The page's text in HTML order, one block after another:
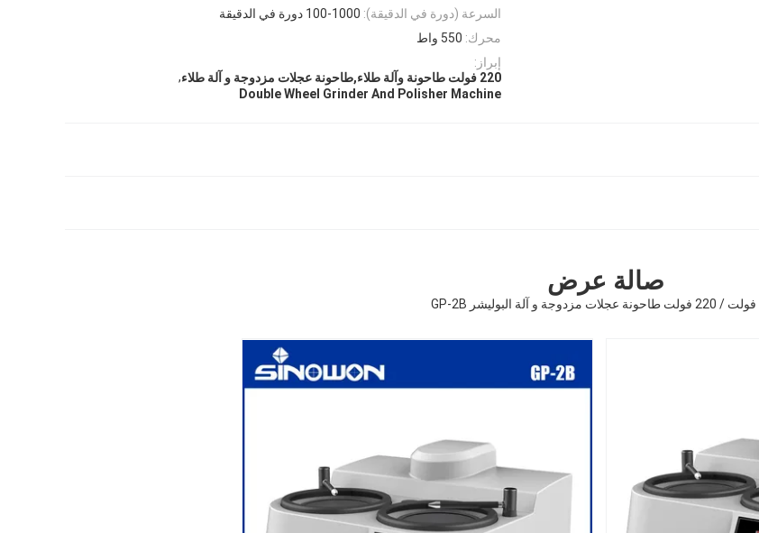
السرعة (دورة في الدقيقة): 100-1000 دورة في الدقيقة
محرك: 550 واط
إبراز:
220 فولت طاحونة وآلة طلاء,طاحونة عجلات مزدوجة و آلة طلاء
,
Double Wheel Grinder And Polisher Machine
صالة عرض